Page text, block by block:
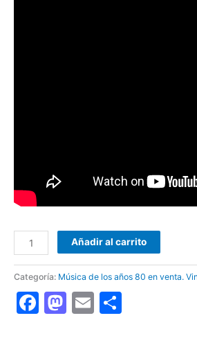
Añadir al carrito
Categoría: Música de los años 80 en venta.
Facebook
Mastodon
Email